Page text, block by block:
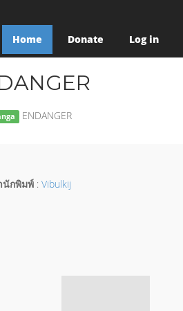
Home Donate Log in
ENDANGER
นักพิมพ์ : Vibulkij